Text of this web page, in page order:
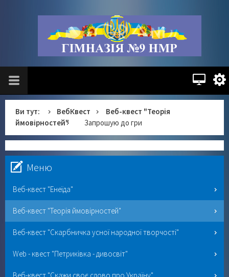
Ви тут: ВебКвест
Веб-квест "Теорія
ймовірностей"
Запрошую до гри
Меню
Веб-квест "Енеїда"
Веб-квест "Теорія ймовірностей"
Веб-квест "Скарбничка усної народної творчості"
Web - квест "Петриківка - дивосвіт"